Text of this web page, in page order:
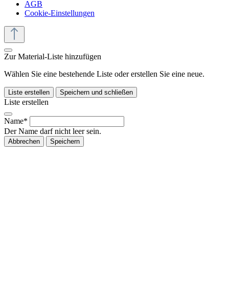
AGB
Cookie-Einstellungen
Zur Material-Liste hinzufügen
Wählen Sie eine bestehende Liste oder erstellen Sie eine neue.
Liste erstellen Speichern und schließen
Liste erstellen
Name*
Der Name darf nicht leer sein.
Abbrechen Speichern